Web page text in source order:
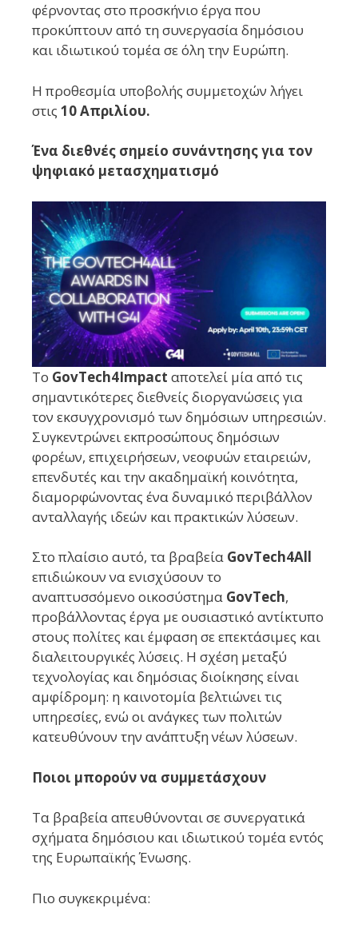
φέρνοντας στο προσκήνιο έργα που
προκύπτουν από τη συνεργασία δημόσιου
και ιδιωτικού τομέα σε όλη την Ευρώπη.
Η προθεσμία υποβολής συμμετοχών λήγει
στις 10 Απριλίου.
Ένα διεθνές σημείο συνάντησης για τον
ψηφιακό μετασχηματισμό
Το GovTech4Impact αποτελεί μία από τις
σημαντικότερες διεθνείς διοργανώσεις για
τον εκσυγχρονισμό των δημόσιων υπηρεσιών.
Συγκεντρώνει εκπροσώπους δημόσιων
φορέων, επιχειρήσεων, νεοφυών εταιρειών,
επενδυτές και την ακαδημαϊκή κοινότητα,
διαμορφώνοντας ένα δυναμικό περιβάλλον
ανταλλαγής ιδεών και πρακτικών λύσεων.
Στο πλαίσιο αυτό, τα βραβεία GovTech4All
επιδιώκουν να ενισχύσουν το
αναπτυσσόμενο οικοσύστημα GovTech,
προβάλλοντας έργα με ουσιαστικό αντίκτυπο
στους πολίτες και έμφαση σε επεκτάσιμες και
διαλειτουργικές λύσεις. Η σχέση μεταξύ
τεχνολογίας και δημόσιας διοίκησης είναι
αμφίδρομη: η καινοτομία βελτιώνει τις
υπηρεσίες, ενώ οι ανάγκες των πολιτών
κατευθύνουν την ανάπτυξη νέων λύσεων.
Ποιοι μπορούν να συμμετάσχουν
Τα βραβεία απευθύνονται σε συνεργατικά
σχήματα δημόσιου και ιδιωτικού τομέα εντός
της Ευρωπαϊκής Ένωσης.
Πιο συγκεκριμένα: